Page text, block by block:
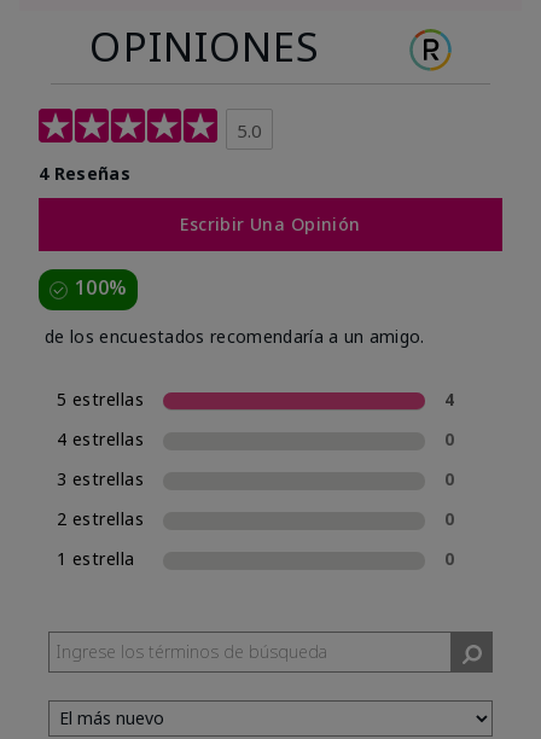
OPINIONES
5.0
4 Reseñas
Escribir Una Opinión
100%
de los encuestados recomendaría a un amigo.
5 estrellas
4
4 estrellas
0
3 estrellas
0
2 estrellas
0
1 estrella
0